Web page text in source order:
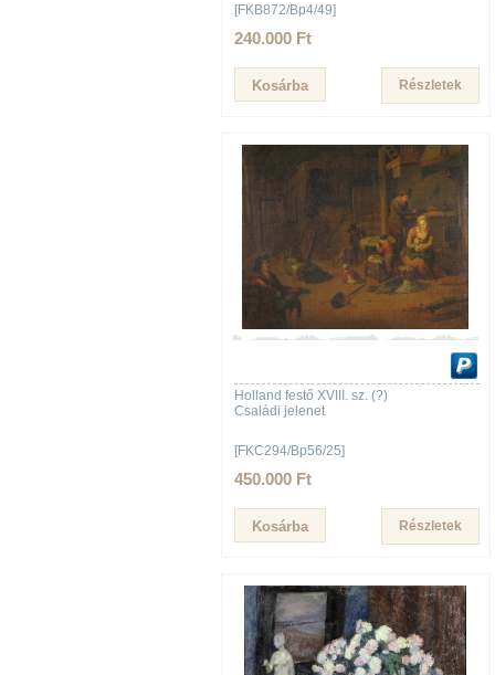
[FKB872/Bp4/49]
240.000 Ft
Részletek
Holland festő XVIII. sz. (?)
Családi jelenet
[FKC294/Bp56/25]
450.000 Ft
Részletek